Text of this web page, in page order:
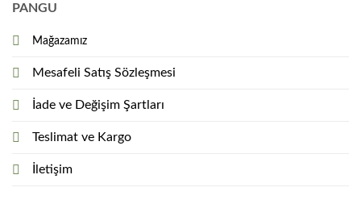
PANGU
Mağazamız
Mesafeli Satış Sözleşmesi
İade ve Değişim Şartları
Teslimat ve Kargo
İletişim